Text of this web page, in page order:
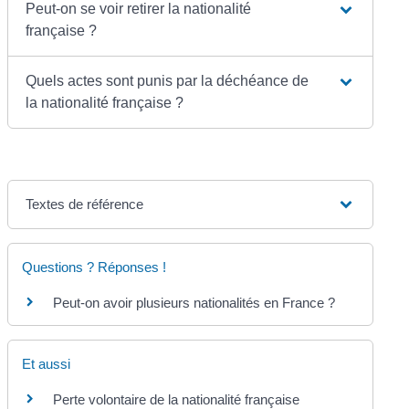
Peut-on se voir retirer la nationalité
française ?
Quels actes sont punis par la déchéance de
la nationalité française ?
Textes de référence
Questions ? Réponses !
Peut-on avoir plusieurs nationalités en France ?
Et aussi
Perte volontaire de la nationalité française